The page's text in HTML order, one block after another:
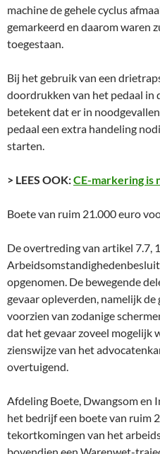
machine de gehele cyclus
gemarkeerd en daarom waren
toegestaan.
Bij het gebruik van een
doordrukken van het pedaal in
betekent dat er in
pedaal een extra handeling
starten.
> LEES OOK:CE-markering is
Boete van ruim 21.000 euro
De overtreding van artikel 7.7,
opgenomen. De bewegende
gevaar opleverden, namelijk
voorzien van zodanige
dat het gevaar zoveel mogelijk
zienswijze van het
overtuigend.
Afdeling Boete, Dwangsom en
het bedrijf een boete van ruim
tekortkomingen van het